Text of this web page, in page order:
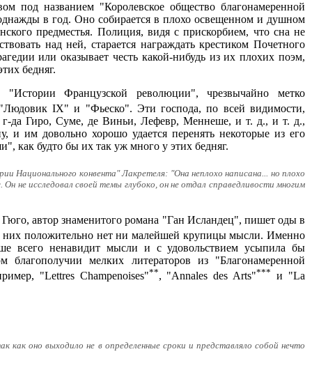
под названием "Королевское общество благонамеренной
в год. Оно собирается в плохо освещенном и душном
предместья. Полиция, видя с прискорбием, что сна не
над ней, старается награждать крестиком Почетного
или оказывает честь какой-нибудь из их плохих поэм,
бедняг.
Французской революции", чрезвычайно метко
IX" и "Фьеско". Эти господа, по всей видимости,
г-да Гиро, Суме, де Виньи, Лефевр, Меннеше, и т. д., и т. д.,
и им довольно хорошо удается перенять некоторые из его
как будто бы их так уж много у этих бедняг.
Национального конвента" Лакретеля: "Она неплохо написана... но плохо
не исследовал своей темы глубоко, он не отдал справедливости многим
автор знаменитого романа "Ган Исландец", пишет оды в
положительно нет ни малейшей крупицы мысли. Именно
всего ненавидит мысли и с удовольствием усыпила бы
благополучии мелких литераторов из "Благонамеренной
"Lettres Champenoises"**, "Annales des Arts"*** и "La
как оно выходило не в определенные сроки и представляло собой нечто